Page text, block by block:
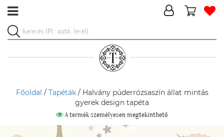
Főoldal / Tapéták/ Halvány púderrózsaszín állat mintás
gyerek design tapéta
A termék személyesen megtekinthető